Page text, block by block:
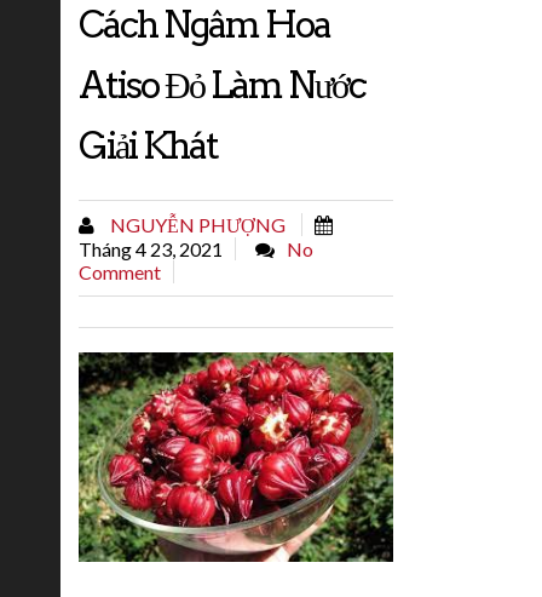
Cách Ngâm Hoa
Atiso Đỏ Làm Nước
Giải Khát
NGUYỄN PHƯỢNG
Tháng 4 23, 2021
No
Comment